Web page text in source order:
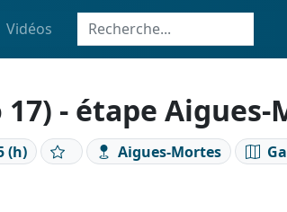
Vidéos
- étape
(h) Aigues-Mortes